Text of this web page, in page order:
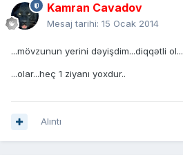
Kamran Cavadov
Mesaj tarihi: 15 Ocak 2014
...mövzunun yerini dəyişdim...diqqətli ol...
...olar...heç 1 ziyanı yoxdur..
Alıntı